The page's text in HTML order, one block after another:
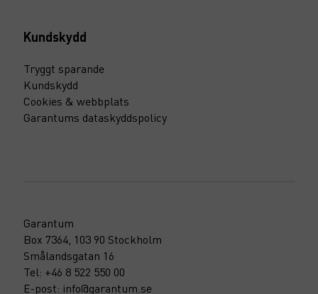
Kundskydd
Tryggt sparande
Kundskydd
Cookies & webbplats
Garantums dataskyddspolicy
Garantum
Box 7364, 103 90 Stockholm
Smålandsgatan 16
Tel: +46 8 522 550 00
E-post: info@garantum.se